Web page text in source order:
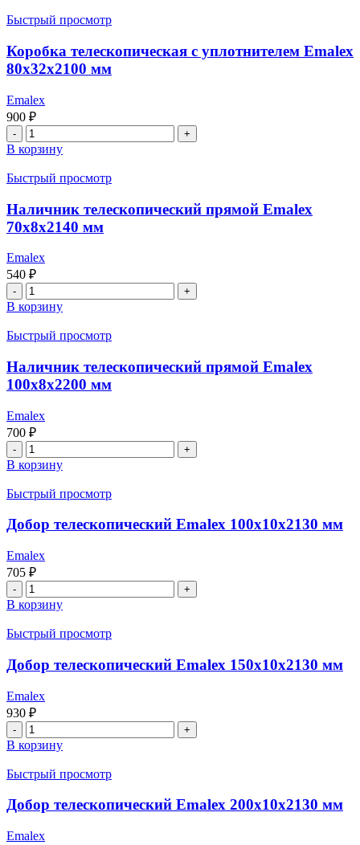
Черная)
Быстрый просмотр
Коробка телескопическая с уплотнителем Emalex
80x32x2100 мм
Emalex
900 ₽
Количество
товара
Коробка
телескопическая
Emalex
80x32x2100
В корзину
Быстрый просмотр
Наличник телескопический прямой Emalex
70x8x2140 мм
Emalex
540 ₽
Количество
товара
Наличник
телескопический
прямой
70x8x2140
мм
В корзину
Быстрый просмотр
Наличник телескопический прямой Emalex
100x8x2200 мм
Emalex
700 ₽
Количество
товара
Наличник
телескопический
прямой
Emalex
100x8x2200
мм
В корзину
Быстрый просмотр
Добор телескопический Emalex 100x10x2130 мм
Emalex
705 ₽
Количество
товара
Добор
телескопический
Emalex
100x10x2130
мм
В корзину
Быстрый просмотр
Добор телескопический Emalex 150x10x2130 мм
Emalex
930 ₽
Количество
товара
Добор
телескопический
Emalex
150x10x2130
мм
В корзину
Быстрый просмотр
Добор телескопический Emalex 200x10x2130 мм
Emalex